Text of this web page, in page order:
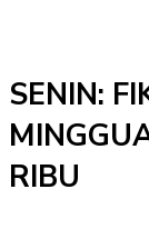
SENIN:
RIBU